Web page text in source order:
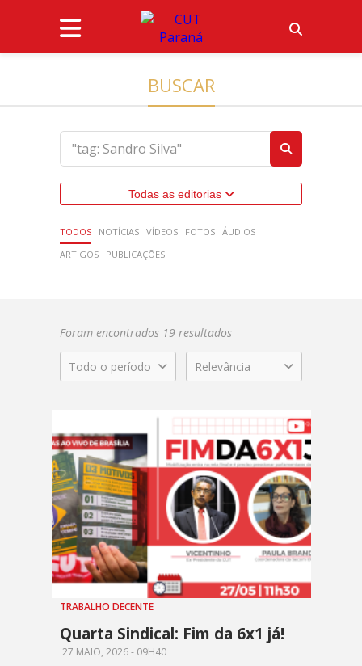
BUSCAR
Todas as editorias
TODOS NOTÍCIAS VÍDEOS FOTOS ÁUDIOS
ARTIGOS
PUBLICAÇÕES
Foram encontrados 19 resultados
Todo o período Relevância
TRABALHO DECENTE
Quarta Sindical: Fim da 6x1 já!
27 MAIO, 2026 - 09H40